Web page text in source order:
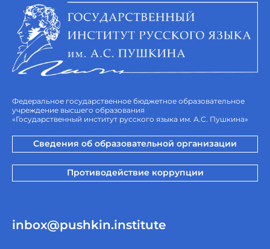
Федеральное государственное бюджетное образовательное
учреждение высшего образования
«Государственный институт русского языка им. А.С. Пушкина»
Сведения об образовательной организации
Противодействие коррупции
inbox@pushkin.institute